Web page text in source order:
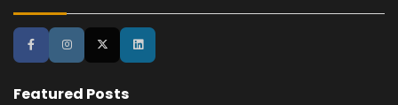
Featured Posts